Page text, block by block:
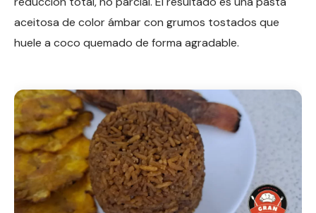
aceitosa de color ámbar con grumos tostados que
huele a coco quemado de forma agradable.